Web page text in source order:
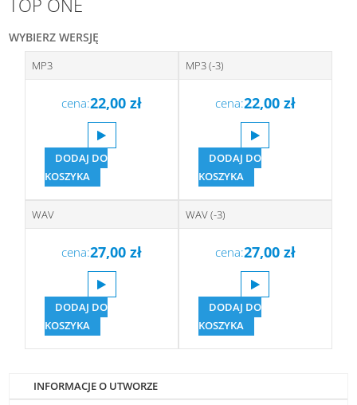
WYBIERZ WERSJĘ
MP3
cena:22,00zł
DODAJ DO
KOSZYKA
MP3 (-3)
cena:22,00 zł
DODAJ DO
KOSZYKA
WAV
cena:27,00zł
DODAJ DO
KOSZYKA
WAV (-3)
cena:27,00 zł
DODAJ DO
KOSZYKA
INFORMACJE O UTWORZE